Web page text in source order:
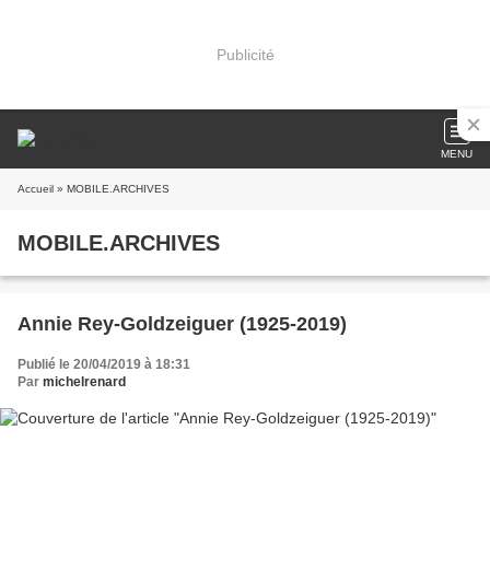
Publicité
MENU
Accueil » MOBILE.ARCHIVES
MOBILE.ARCHIVES
Annie Rey-Goldzeiguer (1925-2019)
Publié le 20/04/2019 à 18:31
Par michelrenard